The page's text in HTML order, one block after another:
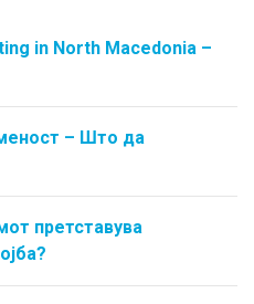
in North Macedonia –
– Што да
претставува